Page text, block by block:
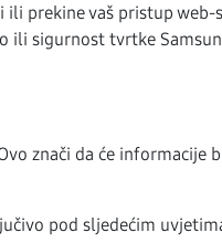
prekine vaš pristup web-
ili sigurnost tvrtke
znači da će informacije
pod sljedećim